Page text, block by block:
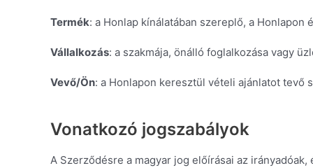
Termék: a Honlap kínálatában szereplő, a
Vállalkozás: a szakmája, önálló foglalkozása vagy
Vevő/Ön: a Honlapon keresztül vételi ajánlatot tevő
Vonatkozó jogszabályok
A Szerződésre a magyar jog előírásai az